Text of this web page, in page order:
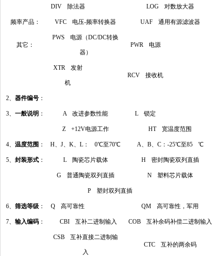
DIV 除法器 LOG 对数放大器
频率产品： VFC 电压-频率转换器 UAF 通用有源滤波器
其它：
PWS 电源（DC/DC转换
器）
PWR 电源
XTR 发射
机
RCV 接收机
2、 器件编号 ：
3、 一般说明 ： A 改进参数性能 L 锁定
Z +12V电源工作 HT 宽温度范围
4、 温度范围 ： H、J、K、L： 0℃至70℃ A、B、C：-25℃至85 ℃
5、 封装形式 ： L 陶瓷芯片载体 H 密封陶瓷双列直插
G 普通陶瓷双列直插 N 塑料芯片载体
P 塑封双列直插
6、 筛选等级 ： Q 高可靠性 QM 高可靠性，军用
7、 输入编码 ： CBI 互补二进制输入 COB 互补余码补偿二进制输入
CSB 互补直接二进制输
入
CTC 互补的两余码